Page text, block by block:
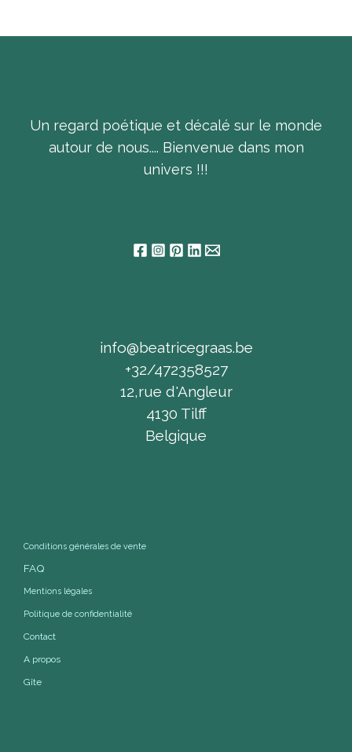
Un regard poétique et décalé sur le monde
autour de nous.... Bienvenue dans mon
univers !!!
info@beatricegraas.be
+32/472358527
12,rue d'Angleur
4130 Tilff
Belgique
Conditions générales de vente
FAQ
Mentions légales
Politique de confidentialité
Contact
A propos
Gîte